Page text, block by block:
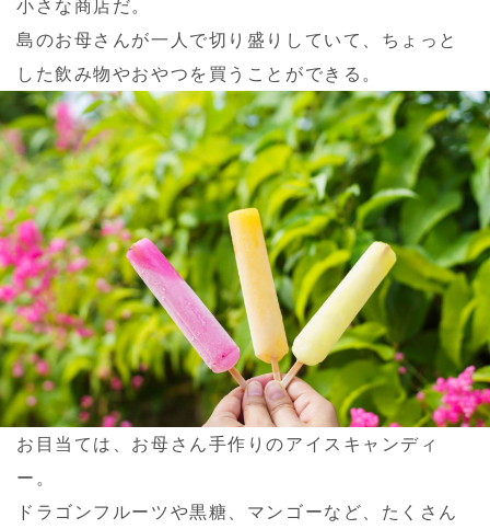
小さな商店だ。
島のお母さんが一人で切り盛りしていて、ちょっと
した飲み物やおやつを買うことができる。
お目当ては、お母さん手作りのアイスキャンディ
ー。
ドラゴンフルーツや黒糖、マンゴーなど、たくさん